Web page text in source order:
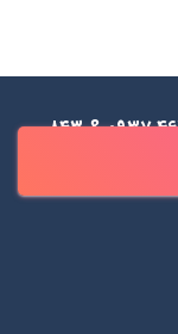
✆ 0990 461 0937 & ۸۴۳